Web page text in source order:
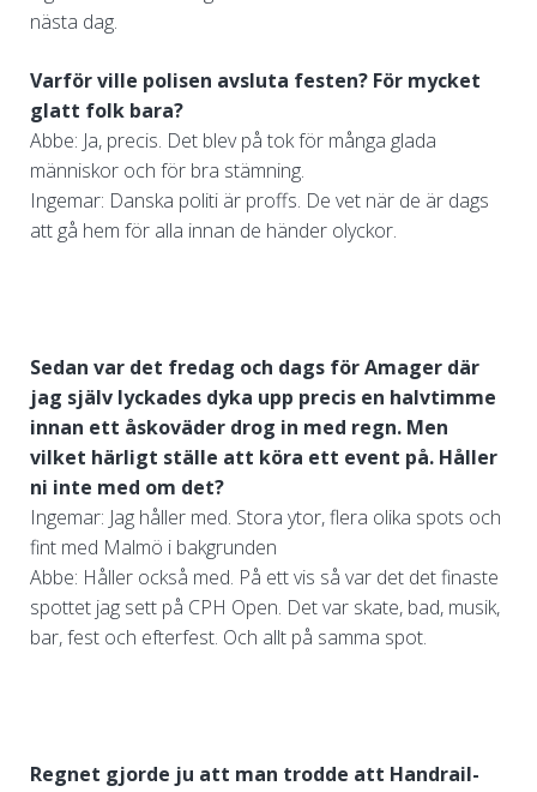
nästa dag.
Varför ville polisen avsluta festen? För mycket
glatt folk bara?
Abbe: Ja, precis. Det blev på tok för många glada
människor och för bra stämning.
Ingemar: Danska politi är proffs. De vet när de är dags
att gå hem för alla innan de händer olyckor.
Sedan var det fredag och dags för Amager där
jag själv lyckades dyka upp precis en halvtimme
innan ett åskoväder drog in med regn. Men
vilket härligt ställe att köra ett event på. Håller
ni inte med om det?
Ingemar: Jag håller med. Stora ytor, flera olika spots och
fint med Malmö i bakgrunden
Abbe: Håller också med. På ett vis så var det det finaste
spottet jag sett på CPH Open. Det var skate, bad, musik,
bar, fest och efterfest. Och allt på samma spot.
Regnet gjorde ju att man trodde att Handrail-